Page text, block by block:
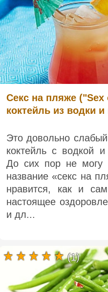
Секс на пляже ("Sex
коктейль из водки
Это довольно
коктейль с водкой
До сих пор не могу
название «секс на
нравится, как и
настоящее
и дл...
(1)